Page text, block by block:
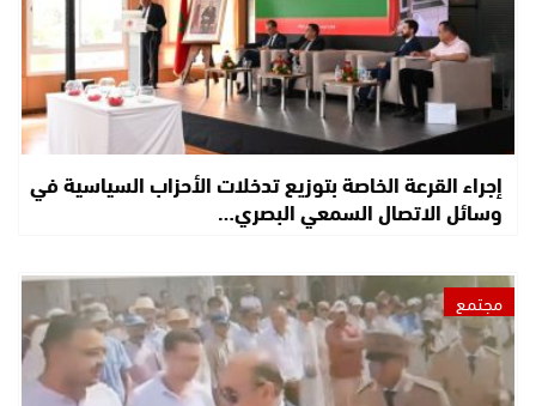
إجراء القرعة الخاصة بتوزيع تدخلات الأحزاب السياسية في
وسائل الاتصال السمعي البصري…
مجتمع